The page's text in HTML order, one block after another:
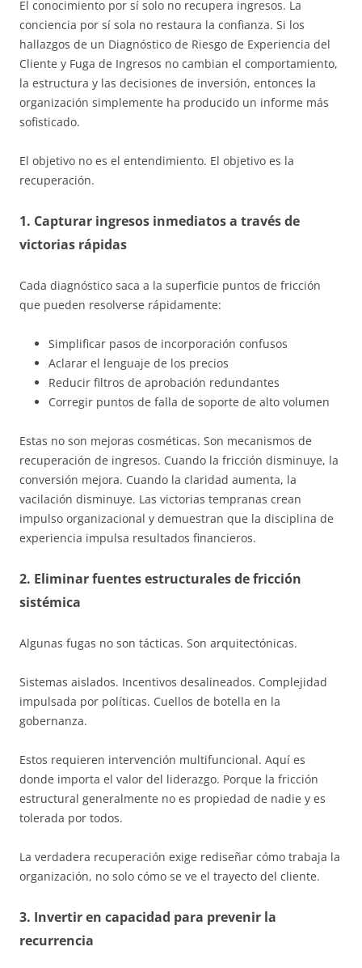
El conocimiento por sí solo no recupera ingresos. La
conciencia por sí sola no restaura la confianza. Si los
hallazgos de un Diagnóstico de Riesgo de Experiencia del
Cliente y Fuga de Ingresos no cambian el comportamiento,
la estructura y las decisiones de inversión, entonces la
organización simplemente ha producido un informe más
sofisticado.
El objetivo no es el entendimiento. El objetivo es la
recuperación.
1. Capturar ingresos inmediatos a través de
victorias rápidas
Cada diagnóstico saca a la superficie puntos de fricción
que pueden resolverse rápidamente:
Simplificar pasos de incorporación confusos
Aclarar el lenguaje de los precios
Reducir filtros de aprobación redundantes
Corregir puntos de falla de soporte de alto volumen
Estas no son mejoras cosméticas. Son mecanismos de
recuperación de ingresos. Cuando la fricción disminuye, la
conversión mejora. Cuando la claridad aumenta, la
vacilación disminuye. Las victorias tempranas crean
impulso organizacional y demuestran que la disciplina de
experiencia impulsa resultados financieros.
2. Eliminar fuentes estructurales de fricción
sistémica
Algunas fugas no son tácticas. Son arquitectónicas.
Sistemas aislados. Incentivos desalineados. Complejidad
impulsada por políticas. Cuellos de botella en la
gobernanza.
Estos requieren intervención multifuncional. Aquí es
donde importa el valor del liderazgo. Porque la fricción
estructural generalmente no es propiedad de nadie y es
tolerada por todos.
La verdadera recuperación exige rediseñar cómo trabaja la
organización, no solo cómo se ve el trayecto del cliente.
3. Invertir en capacidad para prevenir la
recurrencia